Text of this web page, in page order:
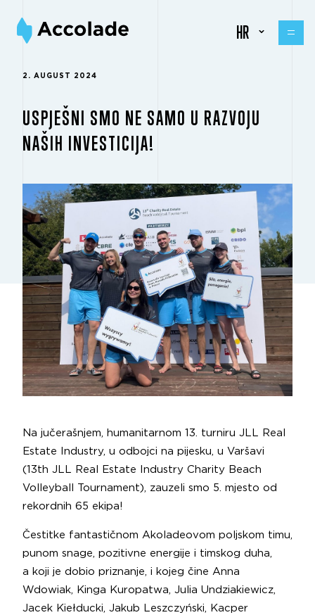
HR
2. AUGUST 2024
USPJEŠNI SMO NE SAMO U RAZVOJU
NAŠIH INVESTICIJA!
Na jučerašnjem, humanitarnom 13. turniru JLL Real
Estate Industry, u odbojci na pijesku, u Varšavi
(13th JLL Real Estate Industry Charity Beach
Volleyball Tournament), zauzeli smo 5. mjesto od
rekordnih 65 ekipa!
Čestitke fantastičnom Akoladeovom poljskom timu,
punom snage, pozitivne energije i timskog duha,
a koji je dobio priznanje, i kojeg čine Anna
Wdowiak, Kinga Kuropatwa, Julia Undziakiewicz,
Jacek Kiełducki, Jakub Leszczyński, Kacper